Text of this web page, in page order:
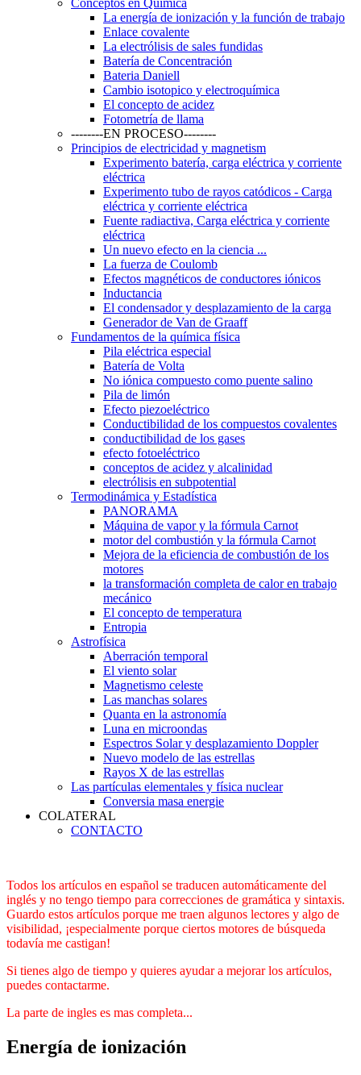
Conceptos en Química
La energía de ionización y la función de trabajo
Enlace covalente
La electrólisis de sales fundidas
Batería de Concentración
Bateria Daniell
Cambio isotopico y electroquímica
El concepto de acidez
Fotometría de llama
--------EN PROCESO--------
Principios de electricidad y magnetism
Experimento batería, carga eléctrica y corriente
eléctrica
Experimento tubo de rayos catódicos - Carga
eléctrica y corriente eléctrica
Fuente radiactiva, Carga eléctrica y corriente
eléctrica
Un nuevo efecto en la ciencia ...
La fuerza de Coulomb
Efectos magnéticos de conductores iónicos
Inductancia
El condensador y desplazamiento de la carga
Generador de Van de Graaff
Fundamentos de la química física
Pila eléctrica especial
Batería de Volta
No iónica compuesto como puente salino
Pila de limón
Efecto piezoeléctrico
Conductibilidad de los compuestos covalentes
conductibilidad de los gases
efecto fotoeléctrico
conceptos de acidez y alcalinidad
electrólisis en subpotential
Termodinámica y Estadística
PANORAMA
Máquina de vapor y la fórmula Carnot
motor del combustión y la fórmula Carnot
Mejora de la eficiencia de combustión de los
motores
la transformación completa de calor en trabajo
mecánico
El concepto de temperatura
Entropia
Astrofísica
Aberración temporal
El viento solar
Magnetismo celeste
Las manchas solares
Quanta en la astronomía
Luna en microondas
Espectros Solar y desplazamiento Doppler
Nuevo modelo de las estrellas
Rayos X de las estrellas
Las partículas elementales y física nuclear
Conversia masa energie
COLATERAL
CONTACTO
Todos los artículos en español se traducen automáticamente del
inglés y no tengo tiempo para correcciones de gramática y sintaxis.
Guardo estos artículos porque me traen algunos lectores y algo de
visibilidad, ¡especialmente porque ciertos motores de búsqueda
todavía me castigan!
Si tienes algo de tiempo y quieres ayudar a mejorar los artículos,
puedes contactarme.
La parte de ingles es mas completa...
Energía de ionización